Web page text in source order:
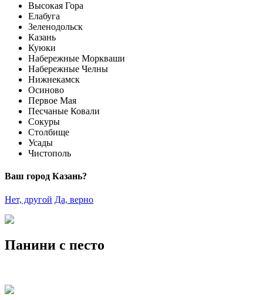
Высокая Гора
Елабуга
Зеленодольск
Казань
Куюки
Набережные Моркваши
Набережные Челны
Нижнекамск
Осиново
Первое Мая
Песчаные Ковали
Сокуры
Столбище
Усады
Чистополь
Ваш город Казань?
Нет, другой Да, верно
Панини с песто